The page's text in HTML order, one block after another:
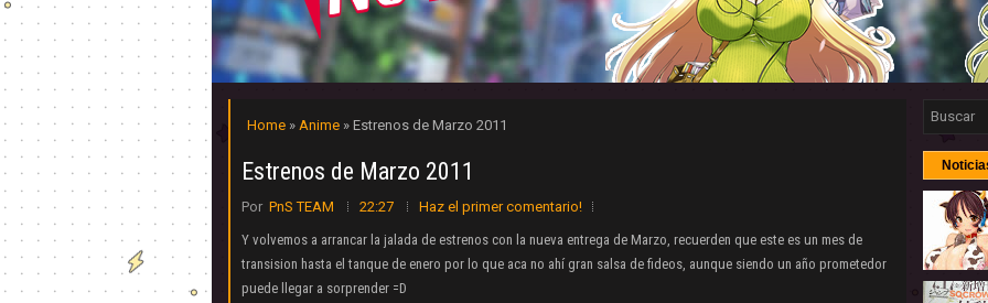
Home » Anime » Estrenos de Marzo 2011
Estrenos de Marzo 2011
Por PnS TEAM 22:27
Haz el primer comentario!
Y volvemos a arrancar la jalada de estrenos con la nueva entrega de Marzo, recuerden que este es un mes de
transision hasta el tanque de enero por lo que aca no ahí gran salsa de fideos, aunque siendo un año prometedor
puede llegar a sorprender =D